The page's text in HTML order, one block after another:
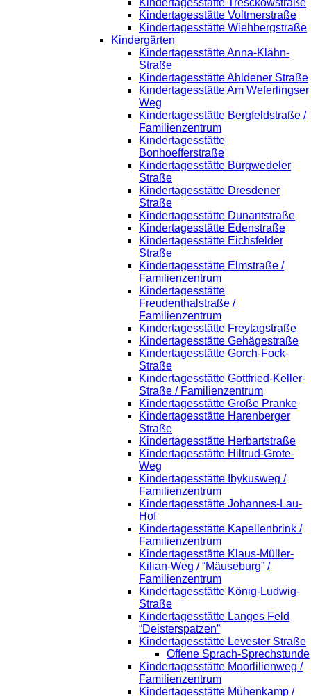
Kindertagesstätte Voltmerstraße
Kindertagesstätte Wiehbergstraße
Kindergärten
Kindertagesstätte Anna-Klähn-
Straße
Kindertagesstätte Ahldener Straße
Kindertagesstätte Am Weferlingser
Weg
Kindertagesstätte Bergfeldstraße /
Familienzentrum
Kindertagesstätte
Bonhoefferstraße
Kindertagesstätte Burgwedeler
Straße
Kindertagesstätte Dresdener
Straße
Kindertagesstätte Dunantstraße
Kindertagesstätte Edenstraße
Kindertagesstätte Eichsfelder
Straße
Kindertagesstätte Elmstraße /
Familienzentrum
Kindertagesstätte
Freudenthalstraße /
Familienzentrum
Kindertagesstätte Freytagstraße
Kindertagesstätte Gehägestraße
Kindertagesstätte Gorch-Fock-
Straße
Kindertagesstätte Gottfried-Keller-
Straße / Familienzentrum
Kindertagesstätte Große Pranke
Kindertagesstätte Harenberger
Straße
Kindertagesstätte Herbartstraße
Kindertagesstätte Hiltrud-Grote-
Weg
Kindertagesstätte Ibykusweg /
Familienzentrum
Kindertagesstätte Johannes-Lau-
Hof
Kindertagesstätte Kapellenbrink /
Familienzentrum
Kindertagesstätte Klaus-Müller-
Kilian-Weg / “Mäuseburg” /
Familienzentrum
Kindertagesstätte König-Ludwig-
Straße
Kindertagesstätte Langes Feld
“Deisterspatzen”
Kindertagesstätte Levester Straße
Offene Sprach-Sprechstunde
Kindertagesstätte Moorlilienweg /
Familienzentrum
Kindertagesstätte Mühenkamp /